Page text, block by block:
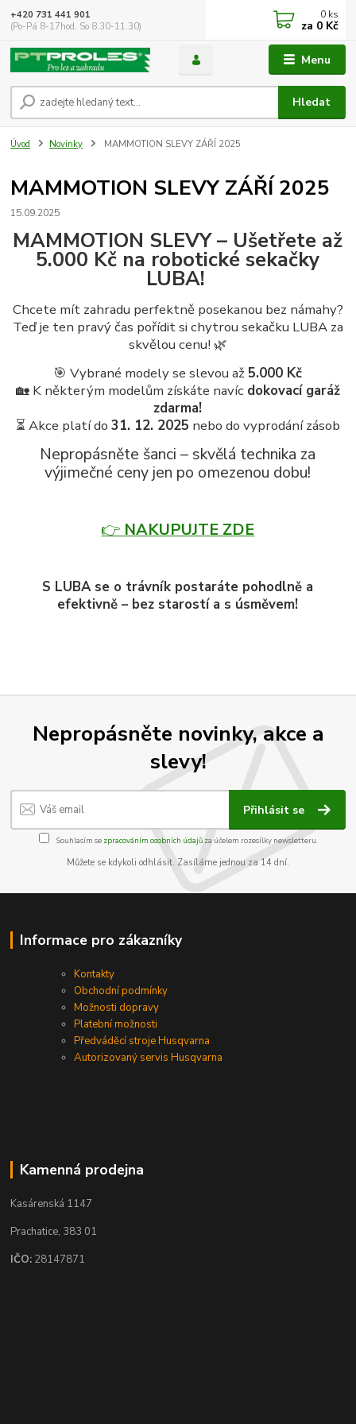
Menu
Hledat
+420 731 441 901
(Po-Pá 8-17hod, So 8.30-11.30)
0 ks
za 0 Kč
Úvod Novinky MAMMOTION SLEVY ZÁŘÍ 2025
MAMMOTION SLEVY ZÁŘÍ 2025
15.09.2025
MAMMOTION SLEVY – Ušetřete až
5.000 Kč na robotické sekačky
LUBA!
Chcete mít zahradu perfektně posekanou bez námahy?
Teď je ten pravý čas pořídit si chytrou sekačku LUBA za
skvělou cenu! 🌿
🎯 Vybrané modely se slevou až5.000 Kč
🏡 K některým modelům získáte navíc dokovací garáž
zdarma!
⏳ Akce platí do 31. 12. 2025 nebo do vyprodání zásob
Nepropásněte šanci – skvělá technika za
výjimečné ceny jen po omezenou dobu!
👉 NAKUPUJTE ZDE
S LUBA se o trávník postaráte pohodlně a
efektivně – bez starostí a s úsměvem!
Nepropásněte novinky, akce a
slevy!
Přihlásit se
Souhlasím se zpracováním osobních údajůza účelem rozesílky newsletteru.
Můžete se kdykoli odhlásit. Zasíláme jednou za 14 dní.
Informace pro zákazníky
Kontakty
Obchodní podmínky
Možnosti dopravy
Platební možnosti
Předváděcí stroje Husqvarna
Autorizovaný servis Husqvarna
Kamenná prodejna
Kasárenská 1147
Prachatice, 383 01
IČO: 28147871